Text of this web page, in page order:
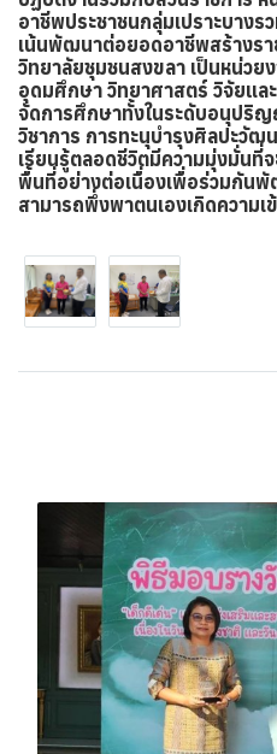
อาชีพประชาชนกลุ่มเปราะบาง
เน้นพัฒนาต่อยอดอาชีพสร้างรา
วิทยาลัยชุมชนสงขลา เป็นหน่วย
อุดมศึกษา วิทยาศาสตร์ วิจัยแ
จัดการศึกษาทั้งในระดับอนุปริ
วิชาการ การทะนุบำรุงศิลปะวัฒ
เรียนรู้ตลอดชีวิตมีความมุ่งมั่นที่
พื้นที่อย่างต่อเนื่องเพื่อร่วมกันพั
สามารถพึ่งพาตนเองเกิดความ